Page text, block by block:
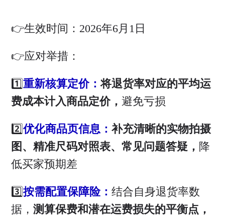
👉生效时间：2026年6月1日
👉应对举措：
1️⃣重新核算定价：将退货率对应的平均运
费成本计入商品定价， 避免亏损
2️⃣优化商品页信息： 补充清晰的实物拍摄
图、精准尺码对照表、常见问题答疑， 降
低买家预期差
3️⃣按需配置保障险： 结合自身退货率数
据， 测算保费和潜在运费损失的平衡点，